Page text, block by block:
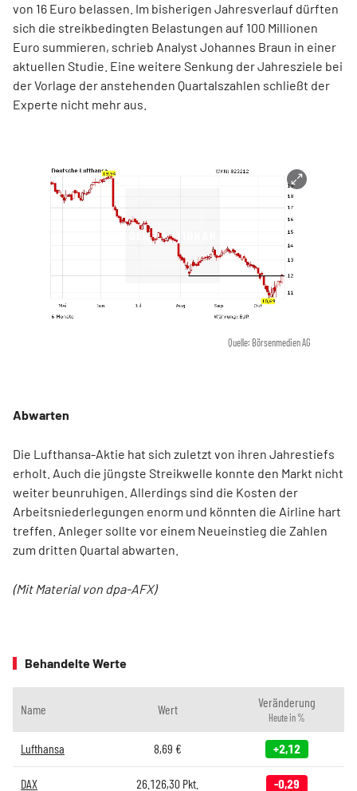
von 16 Euro belassen. Im bisherigen Jahresverlauf dürften
sich die streikbedingten Belastungen auf 100 Millionen
Euro summieren, schrieb Analyst Johannes Braun in einer
aktuellen Studie. Eine weitere Senkung der Jahresziele bei
der Vorlage der anstehenden Quartalszahlen schließt der
Experte nicht mehr aus.
Quelle: Börsenmedien AG
Abwarten
Die Lufthansa-Aktie hat sich zuletzt von ihren Jahrestiefs
erholt. Auch die jüngste Streikwelle konnte den Markt nicht
weiter beunruhigen. Allerdings sind die Kosten der
Arbeitsniederlegungen enorm und könnten die Airline hart
treffen. Anleger sollte vor einem Neueinstieg die Zahlen
zum dritten Quartal abwarten.
(Mit Material von dpa-AFX)
Behandelte Werte
Name Wert Veränderung
Heute in %
Lufthansa 8,69 € +2,12
DAX 26.126,30 Pkt. -0,29